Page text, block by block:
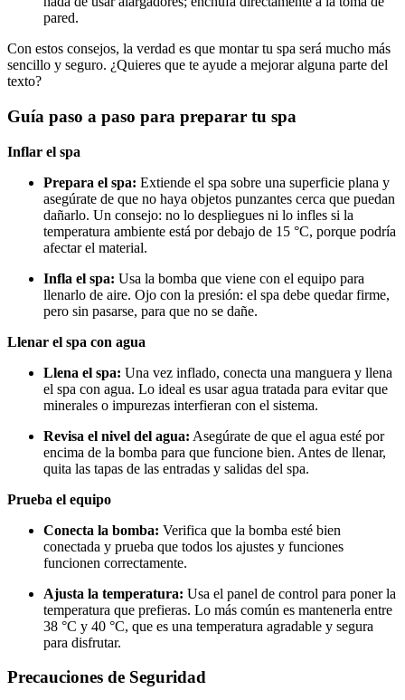
pared.
Con estos consejos, la verdad es que montar tu spa será mucho más
sencillo y seguro. ¿Quieres que te ayude a mejorar alguna parte del
texto?
Guía paso a paso para preparar tu spa
Inflar el spa
Prepara el spa: Extiende el spa sobre una superficie plana y
asegúrate de que no haya objetos punzantes cerca que puedan
dañarlo. Un consejo: no lo despliegues ni lo infles si la
temperatura ambiente está por debajo de 15 °C, porque podría
afectar el material.
Infla el spa: Usa la bomba que viene con el equipo para
llenarlo de aire. Ojo con la presión: el spa debe quedar firme,
pero sin pasarse, para que no se dañe.
Llenar el spa con agua
Llena el spa: Una vez inflado, conecta una manguera y llena
el spa con agua. Lo ideal es usar agua tratada para evitar que
minerales o impurezas interfieran con el sistema.
Revisa el nivel del agua: Asegúrate de que el agua esté por
encima de la bomba para que funcione bien. Antes de llenar,
quita las tapas de las entradas y salidas del spa.
Prueba el equipo
Conecta la bomba: Verifica que la bomba esté bien
conectada y prueba que todos los ajustes y funciones
funcionen correctamente.
Ajusta la temperatura: Usa el panel de control para poner la
temperatura que prefieras. Lo más común es mantenerla entre
38 °C y 40 °C, que es una temperatura agradable y segura
para disfrutar.
Precauciones de Seguridad